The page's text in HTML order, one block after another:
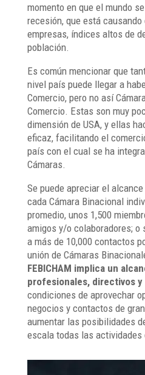
momento en que el mundo
recesión, que está
empresas, índices altos de
población.
Es común mencionar que
nivel país puede llegar a
Comercio, pero no así
Comercio. Estas son muy
dimensión de USA, y ellas
eficaz, facilitando el
país con el cual se ha
Cámaras.
Se puede apreciar el alcance
cada Cámara Binacional
promedio, unos 1,500
amigos y/o colaboradores; o
a más de 10,000 contactos
unión de Cámaras
FEBICHAM implica un
profesionales, directivos y
condiciones de aprovechar
negocios y contactos de
aumentar las posibilidades
escala todas las actividades